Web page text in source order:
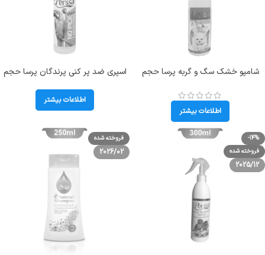
شامپو خشک سگ و گربه پرسا حجم
Dry Shampoo
اطلاعات بیشتر
اسپری ضد پر کنی پرندگان پرسا حجم
اطلاعات بیشتر
-14%
فروخته شده
2025/12
فروخته شده
2026/02